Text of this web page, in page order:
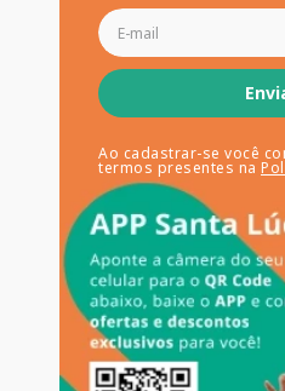
Ao cadastrar-se você
termos presentes na